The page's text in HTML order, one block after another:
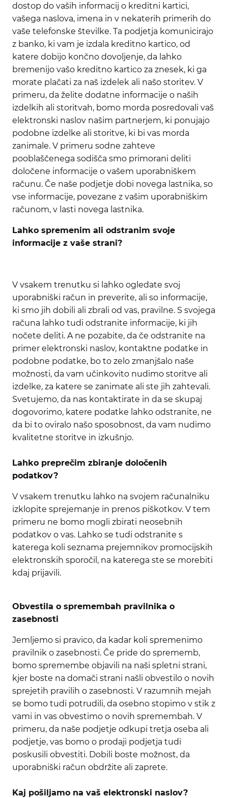
dostop do vaših informacij o kreditni kartici,
vašega naslova, imena in v nekaterih primerih do
vaše telefonske številke. Ta podjetja komunicirajo
z banko, ki vam je izdala kreditno kartico, od
katere dobijo končno dovoljenje, da lahko
bremenijo vašo kreditno kartico za znesek, ki ga
morate plačati za naš izdelek ali našo storitev. V
primeru, da želite dodatne informacije o naših
izdelkih ali storitvah, bomo morda posredovali vaš
elektronski naslov našim partnerjem, ki ponujajo
podobne izdelke ali storitve, ki bi vas morda
zanimale. V primeru sodne zahteve
pooblaščenega sodišča smo primorani deliti
določene informacije o vašem uporabniškem
računu. Če naše podjetje dobi novega lastnika, so
vse informacije, povezane z vašim uporabniškim
računom, v lasti novega lastnika.
Lahko spremenim ali odstranim svoje
informacije z vaše strani?
V vsakem trenutku si lahko ogledate svoj
uporabniški račun in preverite, ali so informacije,
ki smo jih dobili ali zbrali od vas, pravilne. S svojega
računa lahko tudi odstranite informacije, ki jih
nočete deliti. A ne pozabite, da če odstranite na
primer elektronski naslov, kontaktne podatke in
podobne podatke, bo to zelo zmanjšalo naše
možnosti, da vam učinkovito nudimo storitve ali
izdelke, za katere se zanimate ali ste jih zahtevali.
Svetujemo, da nas kontaktirate in da se skupaj
dogovorimo, katere podatke lahko odstranite, ne
da bi to oviralo našo sposobnost, da vam nudimo
kvalitetne storitve in izkušnjo.
Lahko preprečim zbiranje določenih
podatkov?
V vsakem trenutku lahko na svojem računalniku
izklopite sprejemanje in prenos piškotkov. V tem
primeru ne bomo mogli zbirati neosebnih
podatkov o vas. Lahko se tudi odstranite s
katerega koli seznama prejemnikov promocijskih
elektronskih sporočil, na katerega ste se morebiti
kdaj prijavili.
Obvestila o spremembah pravilnika o
zasebnosti
Jemljemo si pravico, da kadar koli spremenimo
pravilnik o zasebnosti. Če pride do sprememb,
bomo spremembe objavili na naši spletni strani,
kjer boste na domači strani našli obvestilo o novih
sprejetih pravilih o zasebnosti. V razumnih mejah
se bomo tudi potrudili, da osebno stopimo v stik z
vami in vas obvestimo o novih spremembah. V
primeru, da naše podjetje odkupi tretja oseba ali
podjetje, vas bomo o prodaji podjetja tudi
poskusili obvestiti. Dobili boste možnost, da
uporabniški račun obdržite ali zaprete.
Kaj pošiljamo na vaš elektronski naslov?